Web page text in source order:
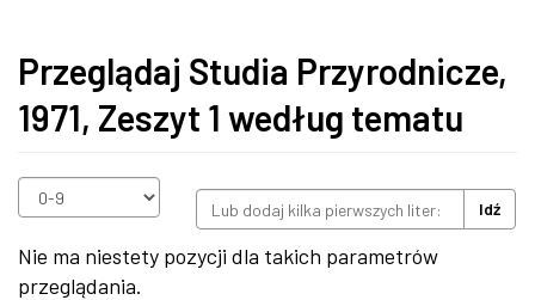
Przeglądaj Studia Przyrodnicze,
1971, Zeszyt 1 według tematu
Idź
Nie ma niestety pozycji dla takich parametrów
przeglądania.